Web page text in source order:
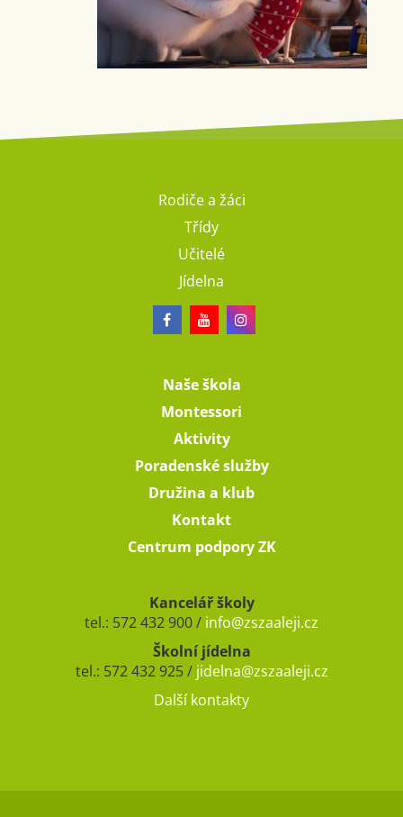
Rodiče a žáci
Třídy
Učitelé
Jídelna
Naše škola
Montessori
Aktivity
Poradenské služby
Družina a klub
Kontakt
Centrum podpory ZK
Kancelář školy
tel.: 572 432 900 / info@zszaaleji.cz
Školní jídelna
tel.: 572 432 925 / jidelna@zszaaleji.cz
Další kontakty